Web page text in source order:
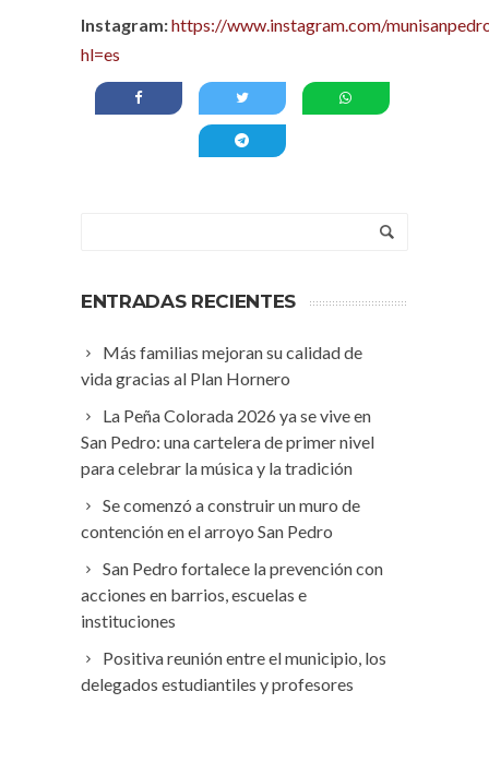
Instagram:https://www.instagram.com/
hl=es
ENTRADAS RECIENTES
Más familias mejoran su calidad de
vida gracias al Plan Hornero
La Peña Colorada 2026 ya se vive en
San Pedro: una cartelera de primer nivel
para celebrar la música y la tradición
Se comenzó a construir un muro de
contención en el arroyo San Pedro
San Pedro fortalece la prevención con
acciones en barrios, escuelas e
instituciones
Positiva reunión entre el municipio, los
delegados estudiantiles y profesores